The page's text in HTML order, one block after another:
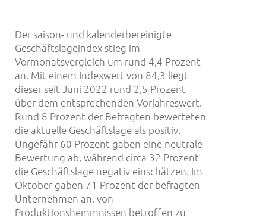
Der saison- und kalenderbereinigte
Geschäftslageindex stieg im
Vormonatsvergleich um rund 4,4 Prozent
an. Mit einem Indexwert von 84,3 liegt
dieser seit Juni 2022 rund 2,5 Prozent
über dem entsprechenden Vorjahreswert.
Rund 8 Prozent der Befragten bewerteten
die aktuelle Geschäftslage als positiv.
Ungefähr 60 Prozent gaben eine neutrale
Bewertung ab, während circa 32 Prozent
die Geschäftslage negativ einschätzen. Im
Oktober gaben 71 Prozent der befragten
Unternehmen an, von
Produktionshemmnissen betroffen zu